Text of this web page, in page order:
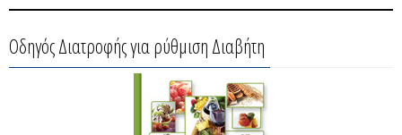
Οδηγός Διατροφής για ρύθμιση Διαβήτη